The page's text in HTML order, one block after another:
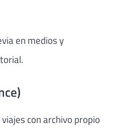
en medios y
con archivo propio